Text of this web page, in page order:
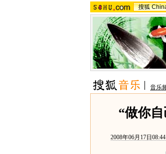
搜狐
音乐
“做你
2008年06月17日08:44